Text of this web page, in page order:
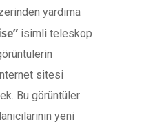
yardıma
isimli teleskop
sitesi
Bu görüntüler
yeni